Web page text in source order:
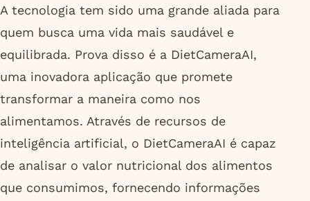
A tecnologia tem sido uma grande aliada para
quem busca uma vida mais saudável e
equilibrada. Prova disso é a DietCameraAI,
uma inovadora aplicação que promete
transformar a maneira como nos
alimentamos. Através de recursos de
inteligência artificial, o DietCameraAI é capaz
de analisar o valor nutricional dos alimentos
que consumimos, fornecendo informações